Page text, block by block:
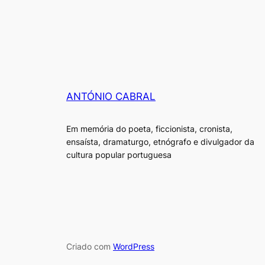
ANTÓNIO CABRAL
Em memória do poeta, ficcionista, cronista,
ensaísta, dramaturgo, etnógrafo e divulgador da
cultura popular portuguesa
Criado com WordPress